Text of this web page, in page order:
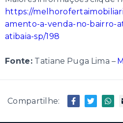
https://
amento-a-venda-no-bairro-
atibaia-sp/198
Fonte: Tatiane Puga Lima –
Compartilhe: